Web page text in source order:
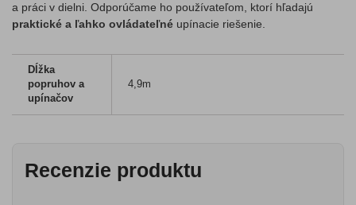
a práci v dielni. Odporúčame ho používateľom, ktorí hľadajú
praktické a ľahko ovládateľné upínacie riešenie.
Dĺžka
popruhov a
upínačov
4,9m
Recenzie produktu